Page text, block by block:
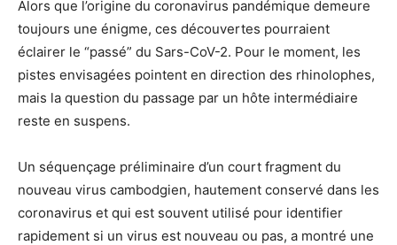
Alors que l’origine du coronavirus pandémique demeure
toujours une énigme, ces découvertes pourraient
éclairer le “passé” du Sars-CoV-2. Pour le moment, les
pistes envisagées pointent en direction des rhinolophes,
mais la question du passage par un hôte intermédiaire
reste en suspens.
Un séquençage préliminaire d’un court fragment du
nouveau virus cambodgien, hautement conservé dans les
coronavirus et qui est souvent utilisé pour identifier
rapidement si un virus est nouveau ou pas, a montré une